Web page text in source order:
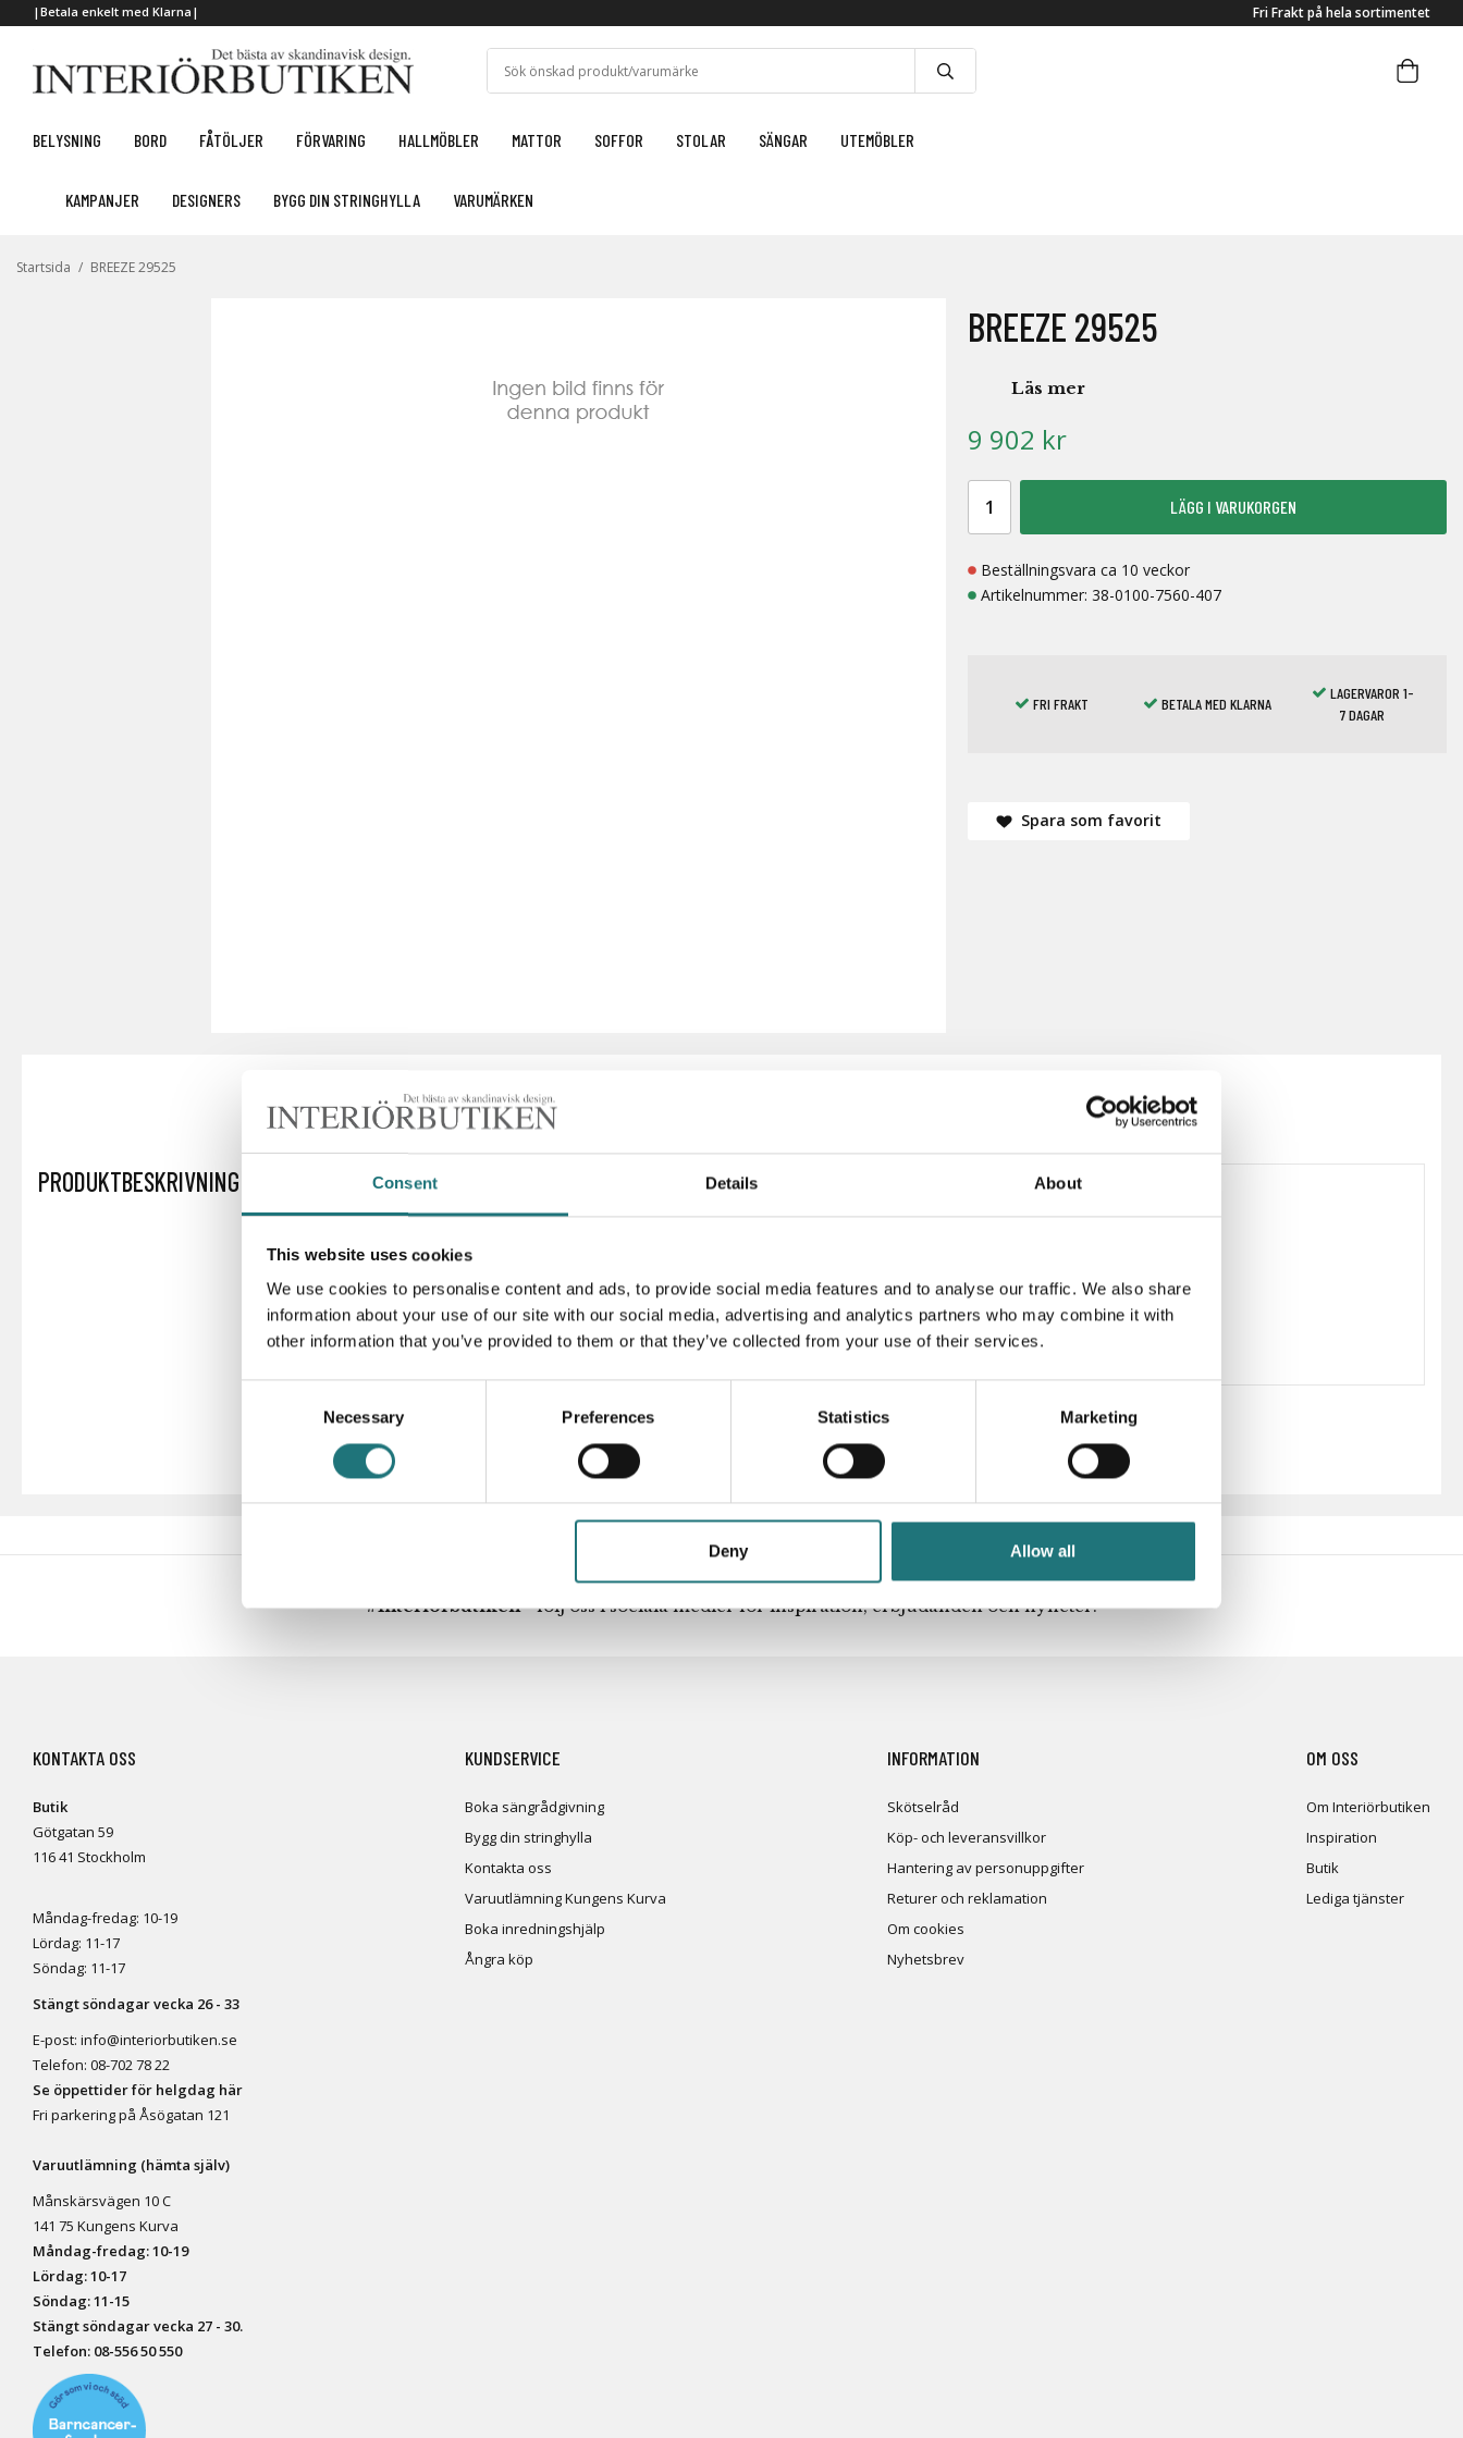
Consent Details About
This website uses cookies
We use cookies to personalise content and ads, to provide social media features and to analyse our traffic. We also share
information about your use of our site with our social media, advertising and analytics partners who may combine it with
other information that you’ve provided to them or that they’ve collected from your use of their services.
Necessary Preferences Statistics Marketing
Deny Allow all
|Betala enkelt med Klarna| Fri Frakt på hela sortimentet
BELYSNING BORD FÅTÖLJER FÖRVARING HALLMÖBLER MATTOR SOFFOR STOLAR SÄNGAR UTEMÖBLER
KAMPANJER DESIGNERS BYGG DIN STRINGHYLLA VARUMÄRKEN
Startsida / BREEZE 29525
BREEZE 29525
Läs mer
9 902 kr
LÄGG I VARUKORGEN
Beställningsvara ca 10 veckor
Artikelnummer:38-0100-7560-407
FRI FRAKT BETALA MED KLARNA
LAGERVAROR 1-
7 DAGAR
Spara som favorit
PRODUKTBESKRIVNING
#Interiörbutiken- följ oss i sociala medier för inspiration, erbjudanden och nyheter!
KONTAKTA OSS
Butik
Götgatan 59
116 41 Stockholm
Måndag-fredag: 10-19
Lördag: 11-17
Söndag: 11-17
Stängt söndagar vecka 26 - 33
E-post: info@interiorbutiken.se
Telefon: 08-702 78 22
Se öppettider för helgdag här
Fri parkering på Åsögatan 121
Varuutlämning (hämta själv)
Månskärsvägen 10 C
141 75 Kungens Kurva
Måndag-fredag: 10-19
Lördag: 10-17
Söndag: 11-15
Stängt söndagar vecka 27 - 30.
Telefon: 08-556 50 550
KUNDSERVICE
Boka sängrådgivning
Bygg din stringhylla
Kontakta oss
Varuutlämning Kungens Kurva
Boka inredningshjälp
Ångra köp
INFORMATION
Skötselråd
Köp- och leveransvillkor
Hantering av personuppgifter
Returer och reklamation
Om cookies
Nyhetsbrev
OM OSS
Om Interiörbutiken
Inspiration
Butik
Lediga tjänster